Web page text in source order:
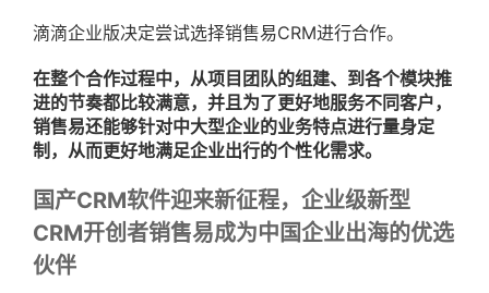
滴滴企业版决定尝试选择销售易CRM进行合作。
在整个合作过程中，从项目团队的组建、到各个模块推
进的节奏都比较满意，并且为了更好地服务不同客户，
销售易还能够针对中大型企业的业务特点进行量身定
制，从而更好地满足企业出行的个性化需求。
国产CRM软件迎来新征程，企业级新型
CRM开创者销售易成为中国企业出海的优选
伙伴